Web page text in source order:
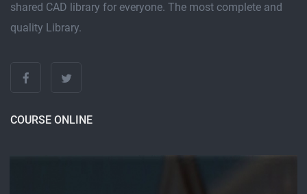
shared CAD library for everyone. The most complete and
quality Library.
COURSE ONLINE